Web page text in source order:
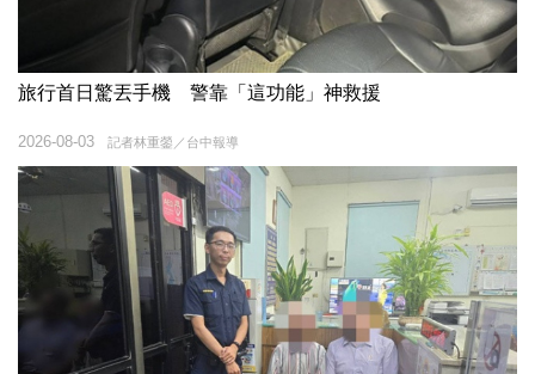
旅行首日驚丟手機 警靠「這功能」神救援
記者林重鎣／台中報導
2026-08-03